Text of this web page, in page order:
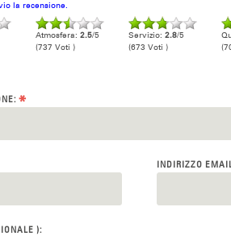
la recensione.
Atmosfera: 2.5/5
(737 Voti )
Servizio: 2.8/5
(673 Voti )
*
INDIRIZZO
):